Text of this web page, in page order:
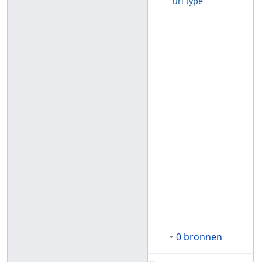
0 bronnen